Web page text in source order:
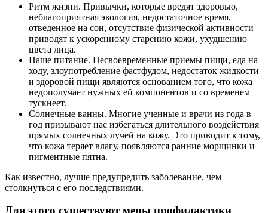
Ритм жизни. Привычки, которые вредят здоровью,
неблагоприятная экология, недостаточное время,
отведенное на сон, отсутствие физической активности
приводят к ускоренному старению кожи, ухудшению
цвета лица.
Наше питание. Несвоевременные приемы пищи, еда на
ходу, злоупотребление фастфудом, недостаток жидкости
и здоровой пищи являются основанием того, что кожа
недополучает нужных ей компонентов и со временем
тускнеет.
Солнечные ванны. Многие ученные и врачи из года в
год призывают нас избегаться длительного воздействия
прямых солнечных лучей на кожу. Это приводит к тому,
что кожа теряет влагу, появляются ранние морщинки и
пигментные пятна.
Как известно, лучше предупредить заболевание, чем
столкнуться с его последствиями.